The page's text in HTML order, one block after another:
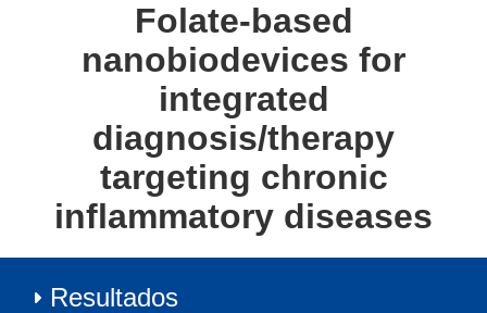
Folate-based
nanobiodevices for
integrated
diagnosis/therapy
targeting chronic
inflammatory diseases
Resultados